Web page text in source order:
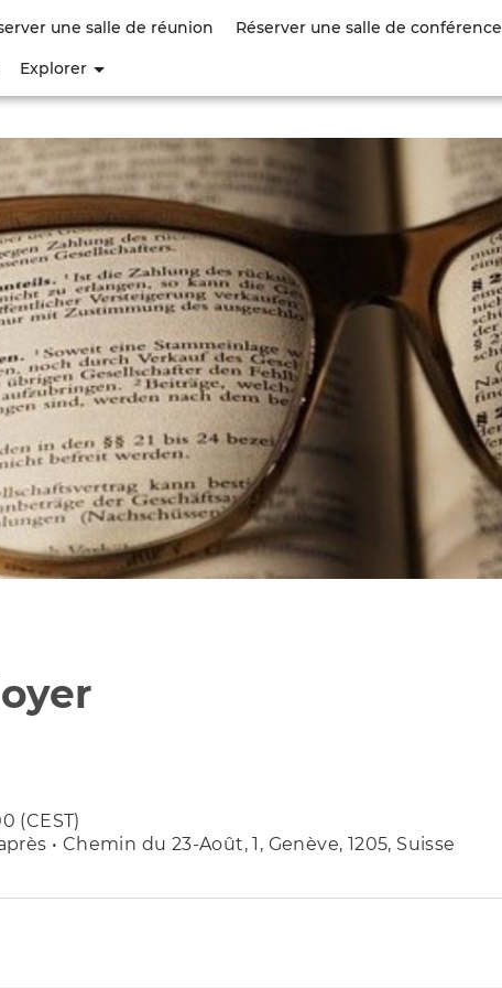
principal
une salle de réunion Réserver une salle de conférence
Explorer
(CEST)
• Chemin du 23-Août, 1, Genève, 1205, Suisse